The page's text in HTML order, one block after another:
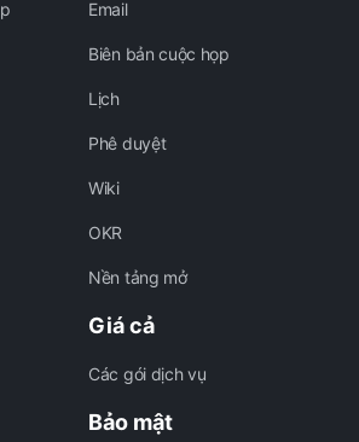
Email
Biên bản cuộc họp
Lịch
Phê duyệt
Wiki
OKR
Nền tảng mở
Giá cả
Các gói dịch vụ
Bảo mật